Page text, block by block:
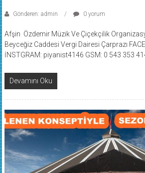
Gönderen: admin 0 yorum
Afşin Özdemir Müzik Ve Çiçekçilik
Beyceğiz Caddesi Vergi Dairesi Çarprazı
İNSTGRAM: piyanist4146 GSM: 0 543 353
Devamını Oku